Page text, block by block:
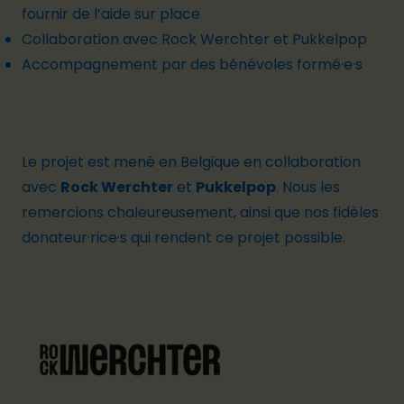
fournir de l’aide sur place
Collaboration avec Rock Werchter et Pukkelpop
Accompagnement par des bénévoles formé·e·s
Le projet est mené en Belgique en collaboration
avec RockWerchter et Pukkelpop. Nous les
remercions chaleureusement, ainsi que nos fidèles
donateur·rice·s qui rendent ce projet possible.